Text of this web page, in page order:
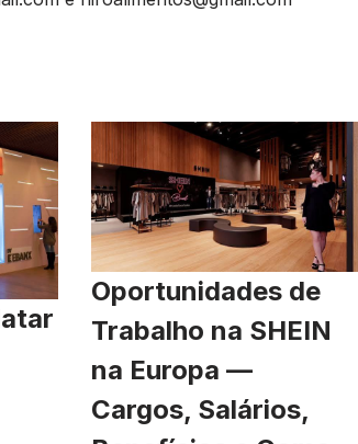
Oportunidades de
Trabalho na SHEIN
na Europa —
Cargos, Salários,